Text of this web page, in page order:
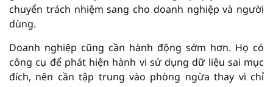
chuyển trách nhiệm sang cho doanh nghiệp và người
dùng.
Doanh nghiệp cũng cần hành động sớm hơn. Họ có
công cụ để phát hiện hành vi sử dụng dữ liệu sai mục
đích, nên cần tập trung vào phòng ngừa thay vì chỉ